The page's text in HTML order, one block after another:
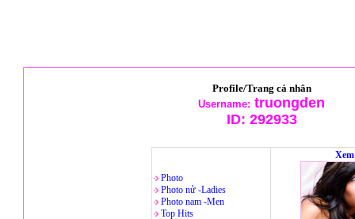
Profile/Trang cá nhân
Username: truongden
ID: 292933
Photo
Photo nử -Ladies
Photo nam -Men
Top Hits